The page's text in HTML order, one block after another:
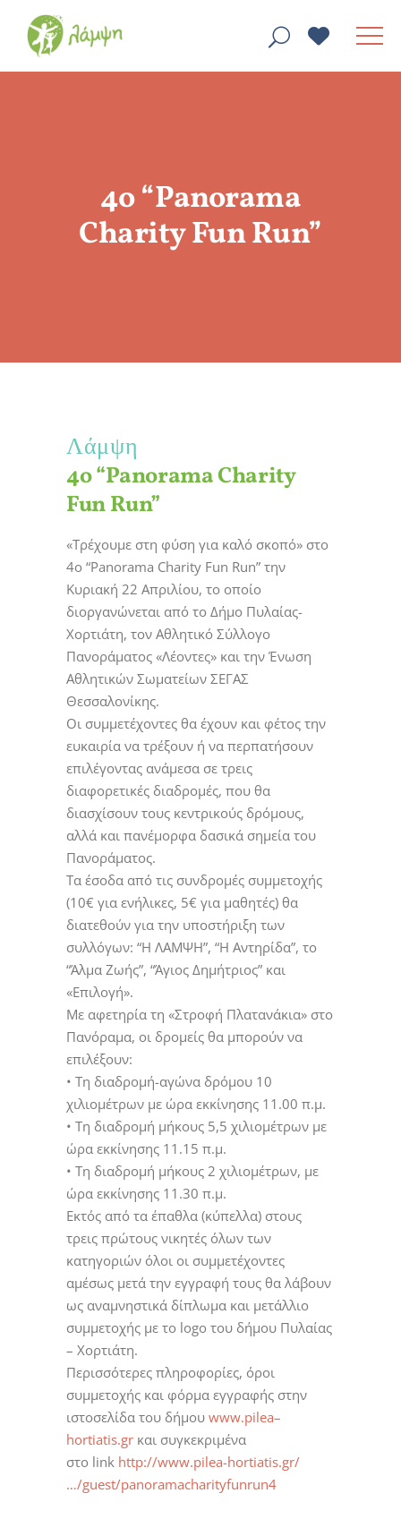
4ο “Panorama
Charity Fun Run”
Λάμψη
4ο “Panorama Charity
Fun Run”
«Τρέχουμε στη φύση για καλό σκοπό» στο
4ο “Panorama Charity Fun Run” την
Κυριακή 22 Απριλίου, το οποίο
διοργανώνεται από το Δήμο Πυλαίας-
Χορτιάτη, τον Αθλητικό Σύλλογο
Πανοράματος «Λέοντες» και την Ένωση
Αθλητικών Σωματείων ΣΕΓΑΣ
Θεσσαλονίκης.
Οι συμμετέχοντες θα έχουν και φέτος την
ευκαιρία να τρέξουν ή να περπατήσουν
επιλέγοντας ανάμεσα σε τρεις
διαφορετικές διαδρομές, που θα
διασχίσουν τους κεντρικούς δρόμους,
αλλά και πανέμορφα δασικά σημεία του
Πανοράματος.
Τα έσοδα από τις συνδρομές συμμετοχής
(10€ για ενήλικες, 5€ για μαθητές) θα
διατεθούν για την υποστήριξη των
συλλόγων: “Η ΛΑΜΨΗ”, “Η Αντηρίδα”, το
“Άλμα Ζωής”, “Άγιος Δημήτριος” και
«Επιλογή».
Με αφετηρία τη «Στροφή Πλατανάκια» στο
Πανόραμα, οι δρομείς θα μπορούν να
επιλέξουν:
• Τη διαδρομή-αγώνα δρόμου 10
χιλιομέτρων με ώρα εκκίνησης 11.00 π.μ.
• Τη διαδρομή μήκους 5,5 χιλιομέτρων με
ώρα εκκίνησης 11.15 π.μ.
• Τη διαδρομή μήκους 2 χιλιομέτρων, με
ώρα εκκίνησης 11.30 π.μ.
Εκτός από τα έπαθλα (κύπελλα) στους
τρεις πρώτους νικητές όλων των
κατηγοριών όλοι οι συμμετέχοντες
αμέσως μετά την εγγραφή τους θα λάβουν
ως αναμνηστικά δίπλωμα και μετάλλιο
συμμετοχής με το logo του δήμου Πυλαίας
– Χορτιάτη.
Περισσότερες πληροφορίες, όροι
συμμετοχής και φόρμα εγγραφής στην
ιστοσελίδα του δήμου www.pilea–
hortiatis.gr και συγκεκριμένα
στο link http://www.pilea-hortiatis.gr/
…/guest/panoramacharityfunrun4